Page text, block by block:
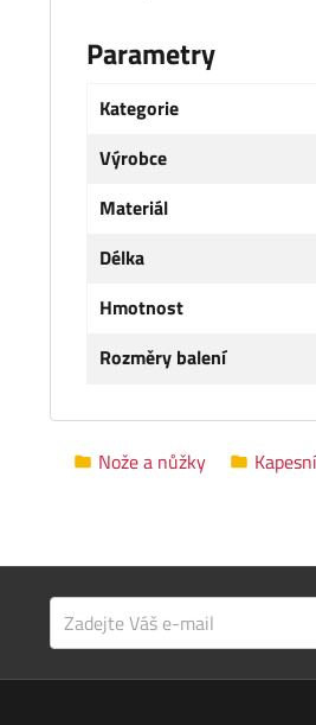
Parametry
Kategorie
Výrobce
Materiál
Délka
Hmotnost
Rozměry balení
Nože a nůžky